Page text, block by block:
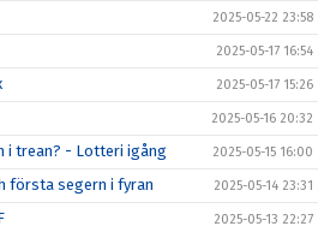
2025-05-22 23:58
2025-05-17 16:54
2025-05-17 15:26
2025-05-16 20:32
i trean? - Lotteri igång 2025-05-15 16:00
första segern i fyran 2025-05-14 23:31
2025-05-13 22:27